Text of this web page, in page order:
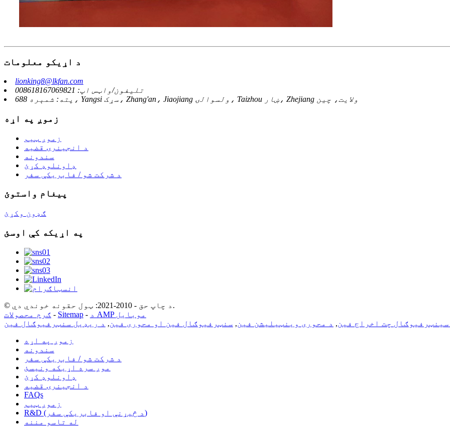
د اړیکو معلومات
lionking8@lkfan.com
تلیفون/واټس اپ: 008618167069821
پته: شمېره 688، Yangsi سړک، Zhang'an، Jiaojiang ولسوالۍ، Taizhou ښار، Zhejiang ولايت، چين
زموږ په اړه
زموږ ټیم
د انجینرۍ قضیه
سندونه
ډاونلوډ کړئ
د شرکت شو / فابریکې سفر
پیغام واستوئ
ګډون وکړئ
په اړیکه کې اوسئ
© د چاپ حق - 2010-2021: ټول حقونه خوندي دي.
ګرم محصولات - Sitemap -
د AMP موبایل
سینټرفیوګال چت اخراج فین, د محوری وینټیلیشن فین, سنټرفیوګال فین او محوری فین, د ریډیل سنټرفیوګال فین
زموږ په اړه
سندونه
د شرکت شو / فابریکې سفر
موږ سره اړیکه ونیسئ
ډاونلوډ کړئ
د انجینرۍ قضیه
FAQs
زموږ ټیم
R&D (د څیړنې او فابریکې سفر)
له تاسو مننه